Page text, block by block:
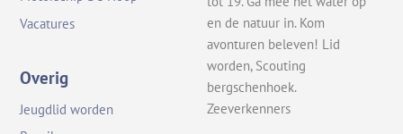
Vacatures
Overig
Jeugdlid worden
en de natuur in. Kom
avonturen beleven! Lid
worden, Scouting
bergschenhoek.
Zeeverkenners